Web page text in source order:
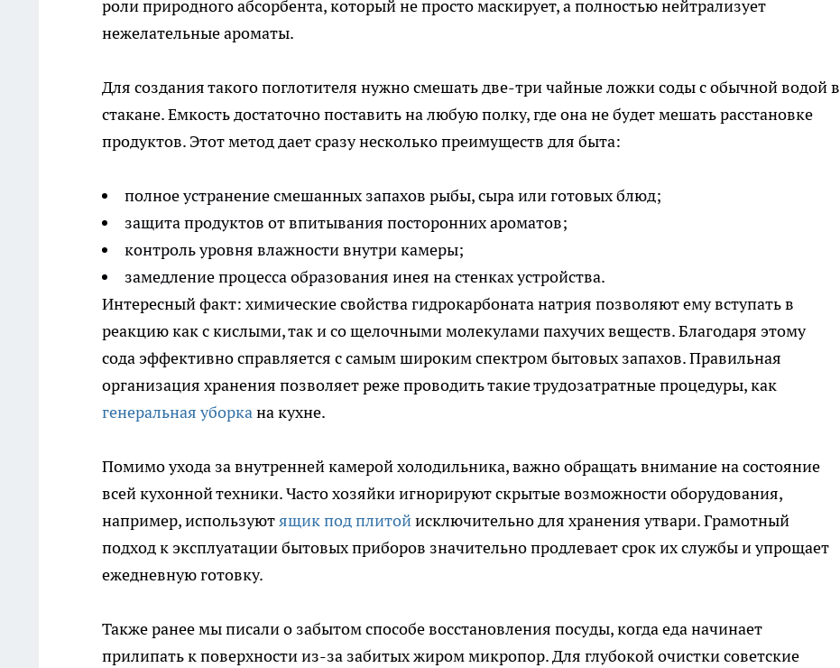
роли природного абсорбента, который не просто маскирует, а полностью нейтрализует
нежелательные ароматы.
Для создания такого поглотителя нужно смешать две-три чайные ложки соды с обычной водой в
стакане. Емкость достаточно поставить на любую полку, где она не будет мешать расстановке
продуктов. Этот метод дает сразу несколько преимуществ для быта:
полное устранение смешанных запахов рыбы, сыра или готовых блюд;
защита продуктов от впитывания посторонних ароматов;
контроль уровня влажности внутри камеры;
замедление процесса образования инея на стенках устройства.
Интересный факт: химические свойства гидрокарбоната натрия позволяют ему вступать в
реакцию как с кислыми, так и со щелочными молекулами пахучих веществ. Благодаря этому
сода эффективно справляется с самым широким спектром бытовых запахов. Правильная
организация хранения позволяет реже проводить такие трудозатратные процедуры, как
генеральная уборкана кухне.
Помимо ухода за внутренней камерой холодильника, важно обращать внимание на состояние
всей кухонной техники. Часто хозяйки игнорируют скрытые возможности оборудования,
например, используютящик под плитойисключительно для хранения утвари. Грамотный
подход к эксплуатации бытовых приборов значительно продлевает срок их службы и упрощает
ежедневную готовку.
Также ранее мы писали о забытом способе восстановления посуды, когда еда начинает
прилипать к поверхности из-за забитых жиром микропор. Для глубокой очистки советские